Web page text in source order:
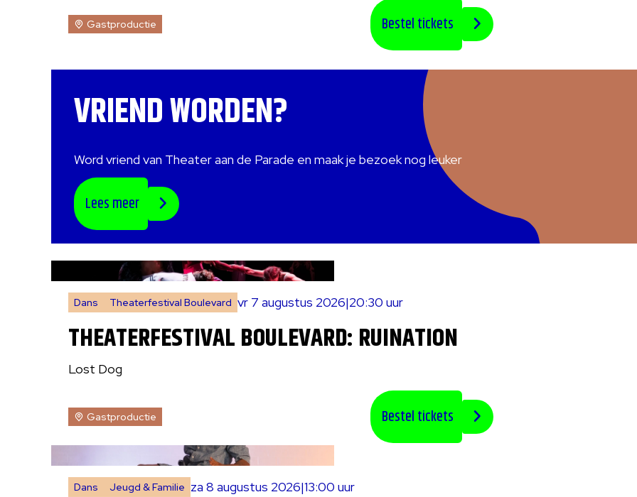
Gastproductie Bestel tickets
VRIEND WORDEN?
Word vriend van Theater aan de Parade en maak je bezoek nog leuker
Lees meer
THEATERFESTIVAL BOULEVARD: RUINATION
Dans Theaterfestival Boulevard vr 7 augustus 2026|20:30 uur
Lost Dog
Gastproductie Bestel tickets
Dans Jeugd & Familie za 8 augustus 2026|13:00 uur